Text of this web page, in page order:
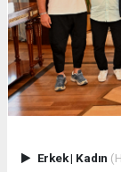
Erkek| Kadın